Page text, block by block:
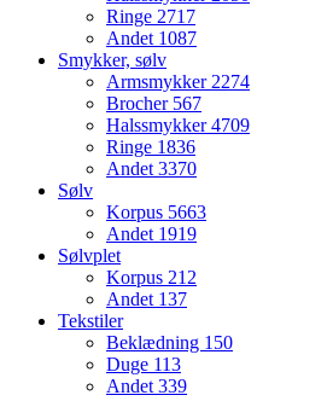
Ringe 2717
Andet 1087
Smykker, sølv
Armsmykker2274
Brocher 567
Halssmykker4709
Ringe 1836
Andet3370
Sølv
Korpus 5663
Andet 1919
Sølvplet
Korpus 212
Andet 137
Tekstiler
Beklædning 150
Duge 113
Andet339